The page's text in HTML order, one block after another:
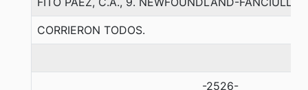
CORRIERON TODOS.
-2526-